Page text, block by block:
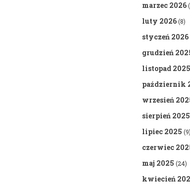
marzec 2026
luty 2026(8)
styczeń 2026
grudzień
listopad 2025
październik
wrzesień
sierpień 2025
lipiec 2025 (9)
czerwiec
maj 2025 (24)
kwiecień